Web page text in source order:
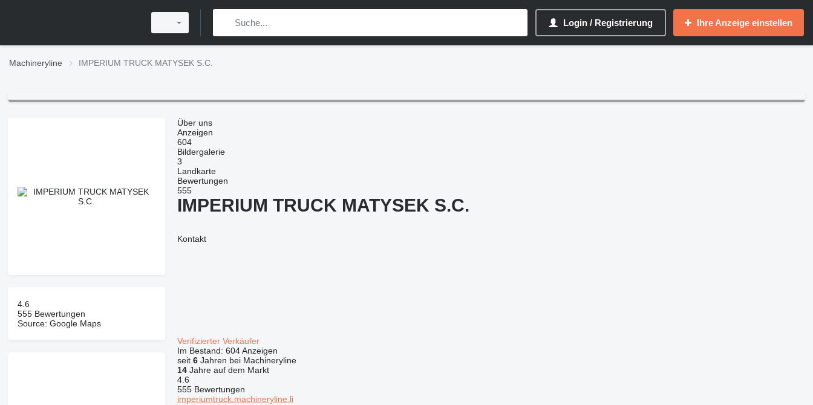
Login / Registrierung Ihre Anzeige einstellen
Machineryline IMPERIUM TRUCK MATYSEK S.C.
4.6
555 Bewertungen
Source: Google Maps
Über uns
Anzeigen
604
Bildergalerie
3
Landkarte
Bewertungen
555
IMPERIUM TRUCK MATYSEK S.C.
Kontakt
Verifizierter Verkäufer
Im Bestand: 604 Anzeigen
seit 6Jahren bei Machineryline
14Jahre auf dem Markt
4.6
555 Bewertungen
imperiumtruck.machineryline.li